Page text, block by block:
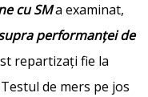
cu SMa examinat,
performanței de
repartizați fie la
de mers pe jos